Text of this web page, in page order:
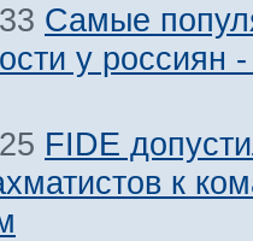
Самые
у россиян
FIDE
к